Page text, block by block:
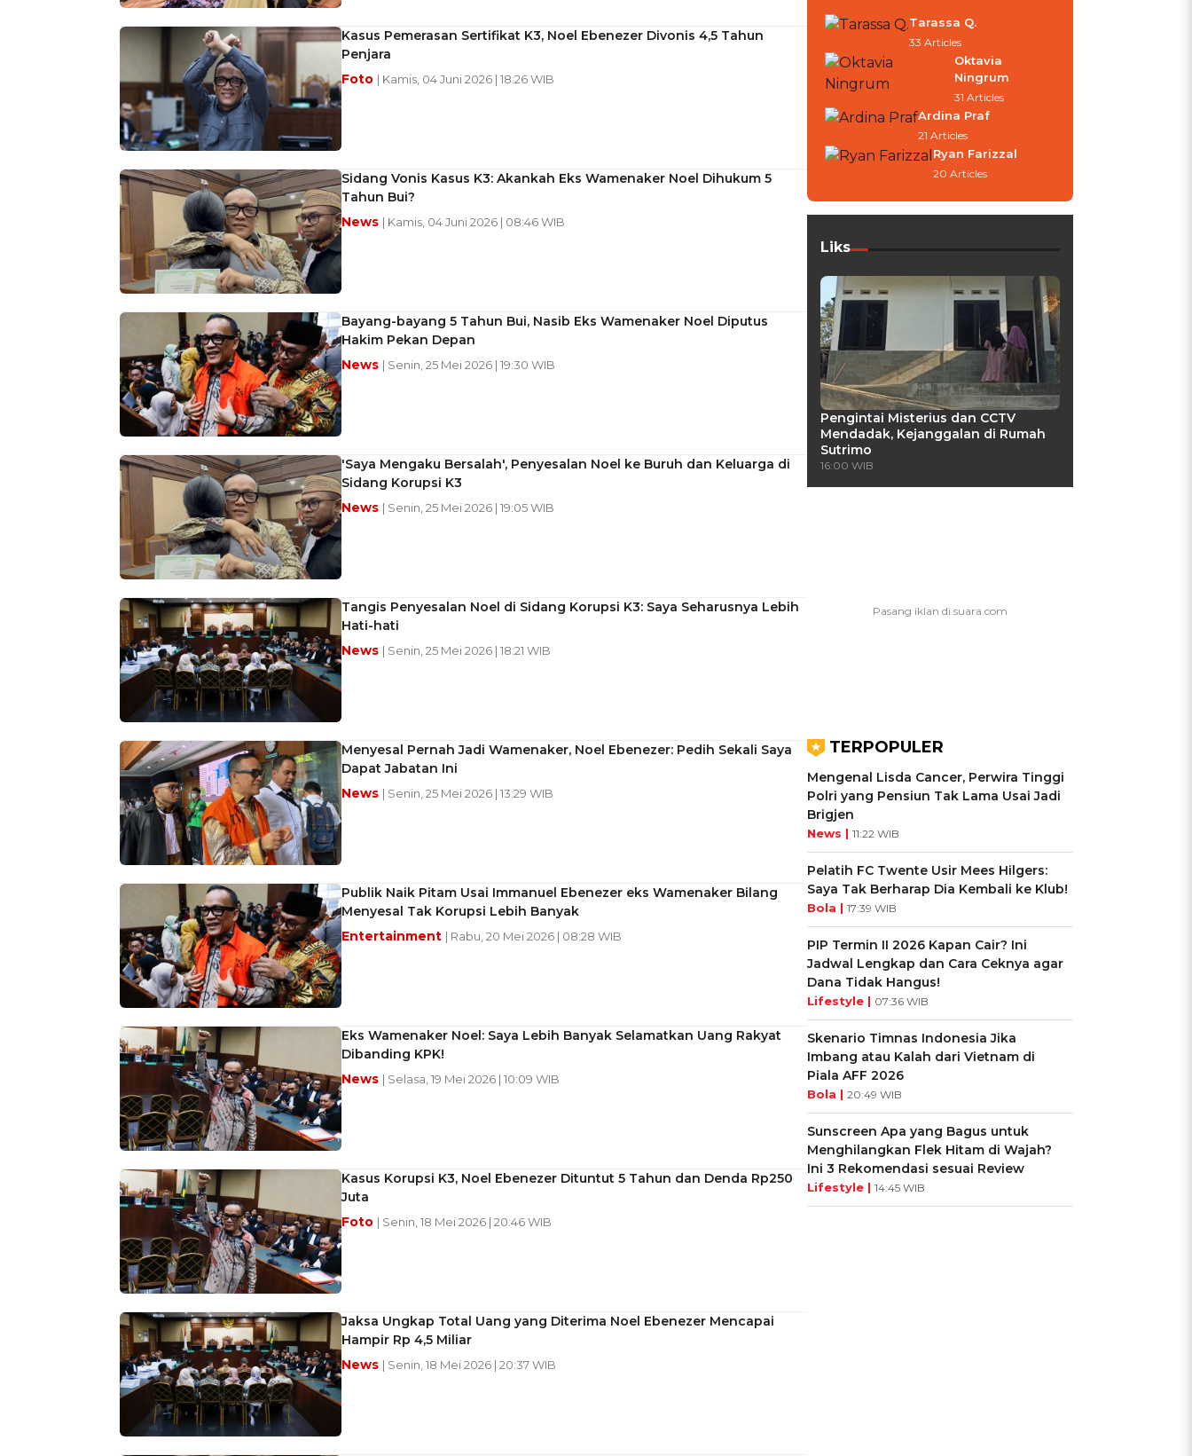
Kasus Pemerasan Sertifikat K3, Noel Ebenezer Divonis 4,5 Tahun
Penjara
Foto | Kamis, 04 Juni 2026 | 18:26 WIB
Sidang Vonis Kasus K3: Akankah Eks Wamenaker Noel Dihukum 5
Tahun Bui?
News | Kamis, 04 Juni 2026 | 08:46 WIB
Bayang-bayang 5 Tahun Bui, Nasib Eks Wamenaker Noel Diputus
Hakim Pekan Depan
News | Senin, 25 Mei 2026 | 19:30 WIB
'Saya Mengaku Bersalah', Penyesalan Noel ke Buruh dan Keluarga di
Sidang Korupsi K3
News | Senin, 25 Mei 2026 | 19:05 WIB
Tangis Penyesalan Noel di Sidang Korupsi K3: Saya Seharusnya Lebih
Hati-hati
News | Senin, 25 Mei 2026 | 18:21 WIB
Menyesal Pernah Jadi Wamenaker, Noel Ebenezer: Pedih Sekali Saya
Dapat Jabatan Ini
News | Senin, 25 Mei 2026 | 13:29 WIB
Publik Naik Pitam Usai Immanuel Ebenezer eks Wamenaker Bilang
Menyesal Tak Korupsi Lebih Banyak
Entertainment | Rabu, 20 Mei 2026 | 08:28 WIB
Eks Wamenaker Noel: Saya Lebih Banyak Selamatkan Uang Rakyat
Dibanding KPK!
News | Selasa, 19 Mei 2026 | 10:09 WIB
Kasus Korupsi K3, Noel Ebenezer Dituntut 5 Tahun dan Denda Rp250
Juta
Foto | Senin, 18 Mei 2026 | 20:46 WIB
Jaksa Ungkap Total Uang yang Diterima Noel Ebenezer Mencapai
Hampir Rp 4,5 Miliar
News | Senin, 18 Mei 2026 | 20:37 WIB
Tarassa Q.
33 Articles
Oktavia
Ningrum
31 Articles
Ardina Praf
21 Articles
Ryan Farizzal
20 Articles
Liks
Pengintai Misterius dan CCTV
Mendadak, Kejanggalan di Rumah
Sutrimo
16:00 WIB
TERPOPULER
Mengenal Lisda Cancer, Perwira Tinggi
Polri yang Pensiun Tak Lama Usai Jadi
Brigjen
News | 11:22 WIB
Pelatih FC Twente Usir Mees Hilgers:
Saya Tak Berharap Dia Kembali ke Klub!
Bola | 17:39 WIB
PIP Termin II 2026 Kapan Cair? Ini
Jadwal Lengkap dan Cara Ceknya agar
Dana Tidak Hangus!
Lifestyle | 07:36 WIB
Skenario Timnas Indonesia Jika
Imbang atau Kalah dari Vietnam di
Piala AFF 2026
Bola | 20:49 WIB
Sunscreen Apa yang Bagus untuk
Menghilangkan Flek Hitam di Wajah?
Ini 3 Rekomendasi sesuai Review
Lifestyle | 14:45 WIB